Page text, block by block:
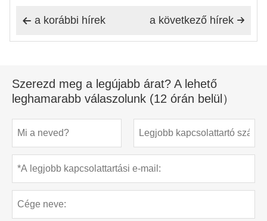
 a korábbi hírek 
a következő hírek
Szerezd meg a legújabb árat? A lehető
leghamarabb válaszolunk (12 órán belül）